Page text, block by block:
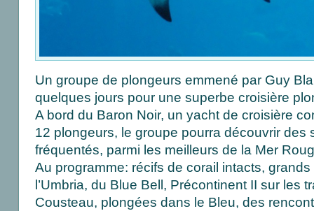
Un groupe de plongeurs emmené par Guy
quelques jours pour une superbe croisière
A bord du Baron Noir, un yacht de croisière
12 plongeurs, le groupe pourra découvrir des
fréquentés, parmi les meilleurs de la Mer
Au programme: récifs de corail intacts,
l’Umbria, du Blue Bell, Précontinent II sur les
Cousteau, plongées dans le Bleu, des